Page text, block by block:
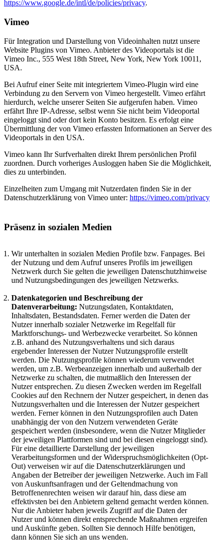
https://www.google.de/intl/de/policies/privacy.
Vimeo
Für Integration und Darstellung von Videoinhalten nutzt unsere
Website Plugins von Vimeo. Anbieter des Videoportals ist die
Vimeo Inc., 555 West 18th Street, New York, New York 10011,
USA.
Bei Aufruf einer Seite mit integriertem Vimeo-Plugin wird eine
Verbindung zu den Servern von Vimeo hergestellt. Vimeo erfährt
hierdurch, welche unserer Seiten Sie aufgerufen haben. Vimeo
erfährt Ihre IP-Adresse, selbst wenn Sie nicht beim Videoportal
eingeloggt sind oder dort kein Konto besitzen. Es erfolgt eine
Übermittlung der von Vimeo erfassten Informationen an Server des
Videoportals in den USA.
Vimeo kann Ihr Surfverhalten direkt Ihrem persönlichen Profil
zuordnen. Durch vorheriges Ausloggen haben Sie die Möglichkeit,
dies zu unterbinden.
Einzelheiten zum Umgang mit Nutzerdaten finden Sie in der
Datenschutzerklärung von Vimeo unter: https://vimeo.com/privacy
Präsenz in sozialen Medien
Wir unterhalten in sozialen Medien Profile bzw. Fanpages. Bei
der Nutzung und dem Aufruf unseres Profils im jeweiligen
Netzwerk durch Sie gelten die jeweiligen Datenschutzhinweise
und Nutzungsbedingungen des jeweiligen Netzwerks.
Datenkategorien und Beschreibung der
Datenverarbeitung: Nutzungsdaten, Kontaktdaten,
Inhaltsdaten, Bestandsdaten. Ferner werden die Daten der
Nutzer innerhalb sozialer Netzwerke im Regelfall für
Marktforschungs- und Werbezwecke verarbeitet. So können
z.B. anhand des Nutzungsverhaltens und sich daraus
ergebender Interessen der Nutzer Nutzungsprofile erstellt
werden. Die Nutzungsprofile können wiederum verwendet
werden, um z.B. Werbeanzeigen innerhalb und außerhalb der
Netzwerke zu schalten, die mutmaßlich den Interessen der
Nutzer entsprechen. Zu diesen Zwecken werden im Regelfall
Cookies auf den Rechnern der Nutzer gespeichert, in denen das
Nutzungsverhalten und die Interessen der Nutzer gespeichert
werden. Ferner können in den Nutzungsprofilen auch Daten
unabhängig der von den Nutzern verwendeten Geräte
gespeichert werden (insbesondere, wenn die Nutzer Mitglieder
der jeweiligen Plattformen sind und bei diesen eingeloggt sind).
Für eine detaillierte Darstellung der jeweiligen
Verarbeitungsformen und der Widerspruchsmöglichkeiten (Opt-
Out) verweisen wir auf die Datenschutzerklärungen und
Angaben der Betreiber der jeweiligen Netzwerke. Auch im Fall
von Auskunftsanfragen und der Geltendmachung von
Betroffenenrechten weisen wir darauf hin, dass diese am
effektivsten bei den Anbietern geltend gemacht werden können.
Nur die Anbieter haben jeweils Zugriff auf die Daten der
Nutzer und können direkt entsprechende Maßnahmen ergreifen
und Auskünfte geben. Sollten Sie dennoch Hilfe benötigen,
dann können Sie sich an uns wenden.